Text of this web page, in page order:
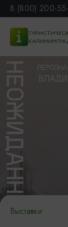
8 (800) 200-
Выставки